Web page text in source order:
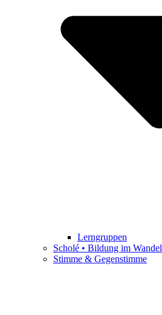
Lerngruppen
Scholé • Bildung im Wandel
Stimme & Gegenstimme